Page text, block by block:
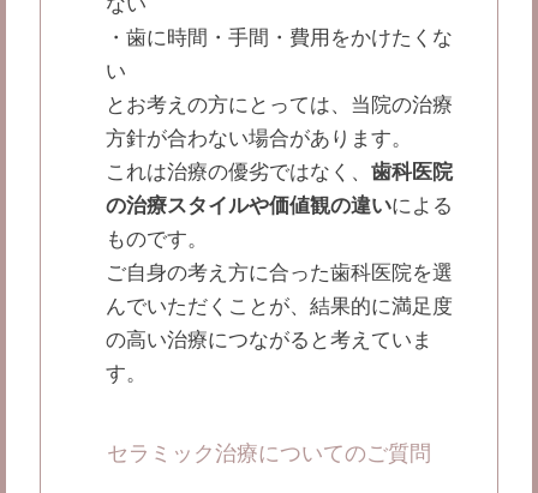
・歯に時間・手間・費用をかけたくな
い
とお考えの方にとっては、当院の治療
方針が合わない場合があります。
これは治療の優劣ではなく、歯科医院
の治療スタイルや価値観の違いによる
ものです。
ご自身の考え方に合った歯科医院を選
んでいただくことが、結果的に満足度
の高い治療につながると考えていま
す。
セラミック治療についてのご質問